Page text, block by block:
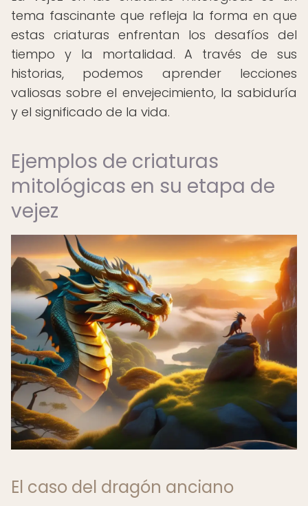
tema fascinante que refleja la forma en que
estas criaturas enfrentan los desafíos del
tiempo y la mortalidad. A través de sus
historias, podemos aprender lecciones
valiosas sobre el envejecimiento, la sabiduría
y el significado de la vida.
Ejemplos de criaturas
mitológicas en su etapa de
vejez
El caso del dragón anciano